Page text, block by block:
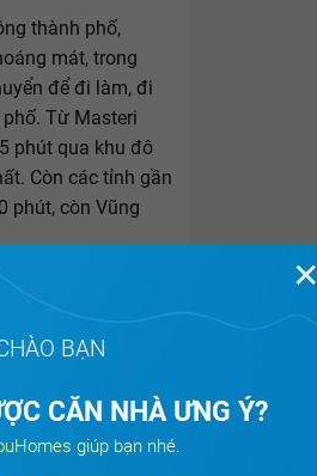
thành phố,
mát, trong
để đi làm, đi
Từ Masteri
phút qua khu đô
Còn các tỉnh gần
phút, còn Vũng
vị trí vô cùng đắt
tiềm năng
✕
BẠN
CĂN NHÀ ƯNG Ý?
giúp bạn nhé.